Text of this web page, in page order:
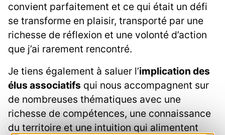
convient parfaitement et ce qui était un défi
se transforme en plaisir, transporté par une
richesse de réflexion et une volonté d’action
que j’ai rarement rencontré.
Je tiens également à saluer l’implication des
élus associatifs qui nous accompagnent sur
de nombreuses thématiques avec une
richesse de compétences, une connaissance
du territoire et une intuition qui alimentent